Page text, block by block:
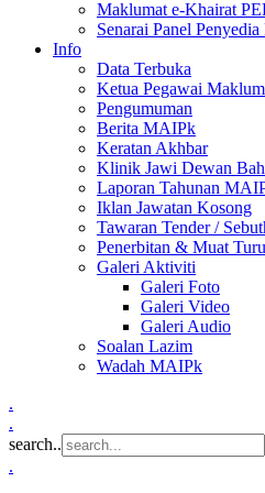
Maklumat e-Khairat
Senarai Panel
Info
Data Terbuka
Ketua Pegawai
Pengumuman
Berita MAIPk
Keratan Akhbar
Klinik Jawi Dewan
Laporan Tahunan
Iklan Jawatan Kosong
Tawaran Tender /
Penerbitan & Muat
Galeri Aktiviti
Galeri Foto
Galeri Video
Galeri Audio
Soalan Lazim
Wadah MAIPk
.
.
search..
.